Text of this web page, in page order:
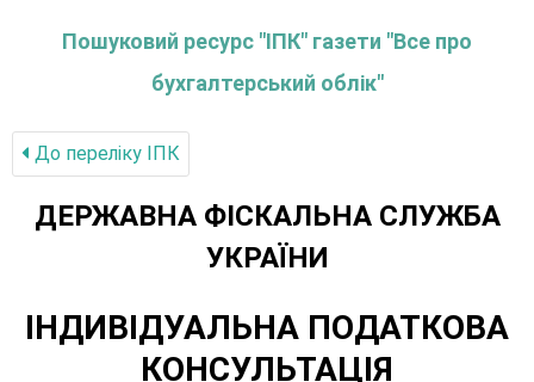
Пошуковий ресурс "ІПК" газети "Все про
бухгалтерський облік"
До переліку IПК
ДЕРЖАВНА ФІСКАЛЬНА СЛУЖБА
УКРАЇНИ
ІНДИВІДУАЛЬНА ПОДАТКОВА
КОНСУЛЬТАЦІЯ